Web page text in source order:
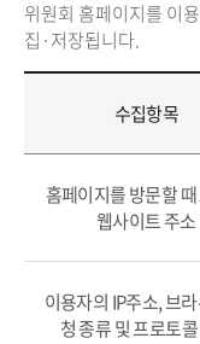
위원회 홈페이지를 이
집·저장됩니다.
수집항목
홈페이지를 방문할
웹사이트 주소
이용자의 IP주소, 브
청 종류 및 프로토